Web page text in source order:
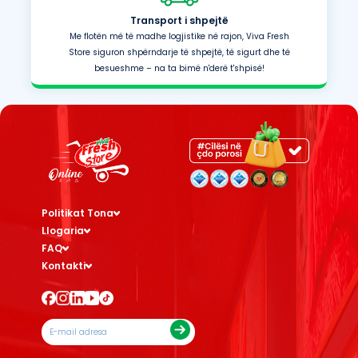
Transport i shpejtë
Me flotën më të madhe logjistike në rajon, Viva Fresh
Store siguron shpërndarje të shpejtë, të sigurt dhe të
besueshme – na ta bimë n'derë t'shpisë!
Politikat Tona
Llogaria
FAQ
Kontakti